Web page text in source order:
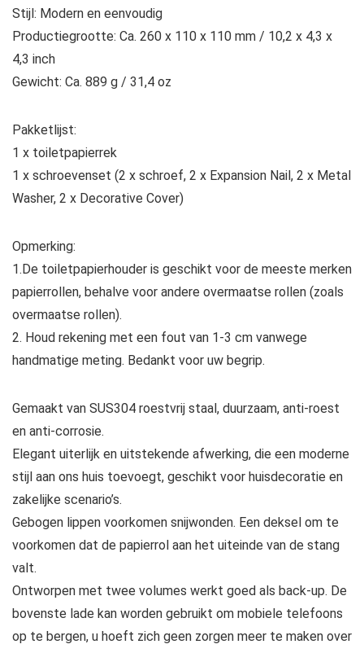
Stijl: Modern en eenvoudig
Productiegrootte: Ca. 260 x 110 x 110 mm / 10,2 x 4,3 x
4,3 inch
Gewicht: Ca. 889 g / 31,4 oz
Pakketlijst:
1 x toiletpapierrek
1 x schroevenset (2 x schroef, 2 x Expansion Nail, 2 x Metal
Washer, 2 x Decorative Cover)
Opmerking:
1.De toiletpapierhouder is geschikt voor de meeste merken
papierrollen, behalve voor andere overmaatse rollen (zoals
overmaatse rollen).
2. Houd rekening met een fout van 1-3 cm vanwege
handmatige meting. Bedankt voor uw begrip.
Gemaakt van SUS304 roestvrij staal, duurzaam, anti-roest
en anti-corrosie.
Elegant uiterlijk en uitstekende afwerking, die een moderne
stijl aan ons huis toevoegt, geschikt voor huisdecoratie en
zakelijke scenario’s.
Gebogen lippen voorkomen snijwonden. Een deksel om te
voorkomen dat de papierrol aan het uiteinde van de stang
valt.
Ontworpen met twee volumes werkt goed als back-up. De
bovenste lade kan worden gebruikt om mobiele telefoons
op te bergen, u hoeft zich geen zorgen meer te maken over